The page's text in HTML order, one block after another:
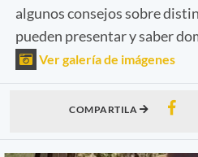
algunos consejos sobre
pueden presentar y saber
Ver galería de imágenes
COMPARTILA